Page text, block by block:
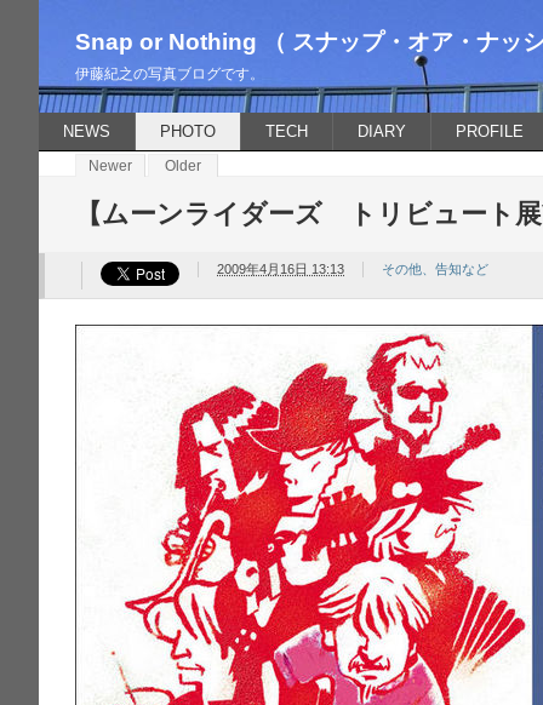
Snap or Nothing （ スナップ・オア・ナッ
伊藤紀之の写真ブログです。
NEWS PHOTO TECH DIARY PROFILE
Newer Older
【ムーンライダーズ トリビュート
2009年4月16日 13:13 その他、告知など